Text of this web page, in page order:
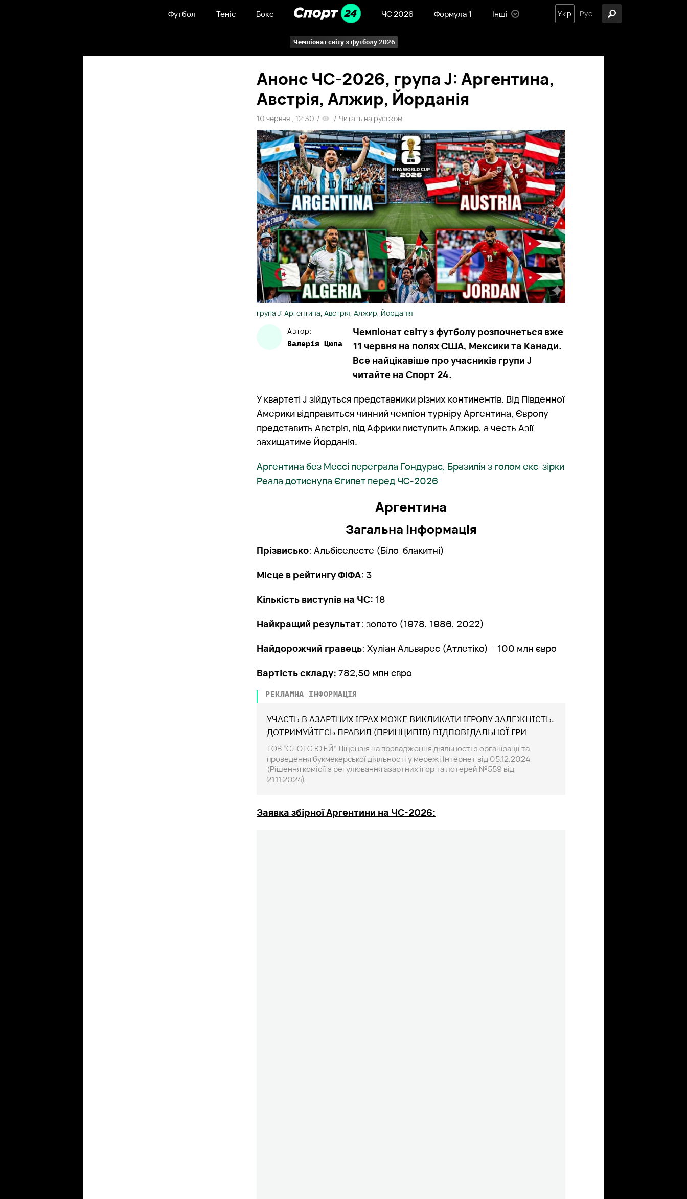
Футбол Теніс Бокс ЧС 2026 Формула 1 Інші Укр Рус
Чемпіонат світу з футболу 2026
Анонс ЧС-2026, група J: Аргентина,
Австрія, Алжир, Йорданія
10 червня , 12:30 / / Читать на русском
група J: Аргентина, Австрія, Алжир, Йорданія
Автор:
ВалеріяЦюпа
Чемпіонат світу з футболу розпочнеться вже
11 червня на полях США, Мексики та Канади.
Все найцікавіше про учасників групи J
читайте на Спорт 24.
У квартеті J зійдуться представники різних континентів. Від Південної
Америки відправиться чинний чемпіон турніру Аргентина, Європу
представить Австрія, від Африки виступить Алжир, а честь Азії
захищатиме Йорданія.
Аргентина без Мессі переграла Гондурас, Бразилія з голом екс-зірки
Реала дотиснула Єгипет перед ЧС-2026
Аргентина
Загальна інформація
Прізвисько: Альбіселесте (Біло-блакитні)
Місце в рейтингу ФІФА: 3
Кількість виступів на ЧС: 18
Найкращий результат: золото (1978, 1986, 2022)
Найдорожчий гравець: Хуліан Альварес (Атлетіко) – 100 млн євро
Вартість складу: 782,50 млн євро
РЕКЛАМНА ІНФОРМАЦІЯ
УЧАСТЬ В АЗАРТНИХ ІГРАХ МОЖЕ ВИКЛИКАТИ ІГРОВУ ЗАЛЕЖНІСТЬ.
ДОТРИМУЙТЕСЬ ПРАВИЛ (ПРИНЦИПІВ) ВІДПОВІДАЛЬНОЇ ГРИ
ТОВ “СЛОТС Ю.ЕЙ”. Ліцензія на провадження діяльності з організації та
проведення букмекерської діяльності у мережі Інтернет від 05.12.2024
(Рішення комісії з регулювання азартних ігор та лотерей №559 від
21.11.2024).
Заявка збірної Аргентини на ЧС-2026: